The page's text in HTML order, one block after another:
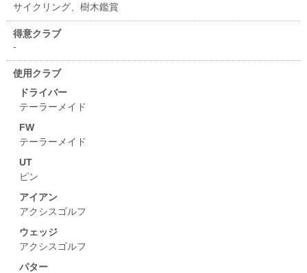
サイクリング、樹木鑑賞
得意クラブ
-
使用クラブ
ドライバー
テーラーメイド
FW
テーラーメイド
UT
ピン
アイアン
アクシスゴルフ
ウェッジ
アクシスゴルフ
パター